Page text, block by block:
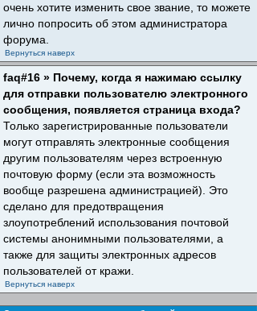
очень хотите изменить свое звание, то можете
лично попросить об этом администратора
форума.
Вернуться наверх
faq#16 » Почему, когда я нажимаю ссылку
для отправки пользователю электронного
сообщения, появляется страница входа?
Только зарегистрированные пользователи
могут отправлять электронные сообщения
другим пользователям через встроенную
почтовую форму (если эта возможность
вообще разрешена администрацией). Это
сделано для предотвращения
злоупотреблений использования почтовой
системы анонимными пользователями, а
также для защиты электронных адресов
пользователей от кражи.
Вернуться наверх